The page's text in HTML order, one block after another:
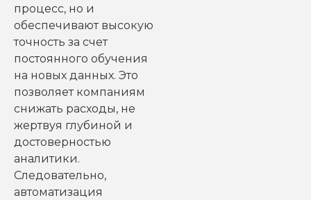
процесс, но и
обеспечивают высокую
точность за счет
постоянного обучения
на новых данных. Это
позволяет компаниям
снижать расходы, не
жертвуя глубиной и
достоверностью
аналитики.
Следовательно,
автоматизация